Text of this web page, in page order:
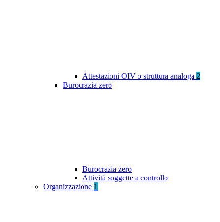
Attestazioni OIV o struttura analoga 2
Burocrazia zero
Burocrazia zero
Attività soggette a controllo
Organizzazione 1